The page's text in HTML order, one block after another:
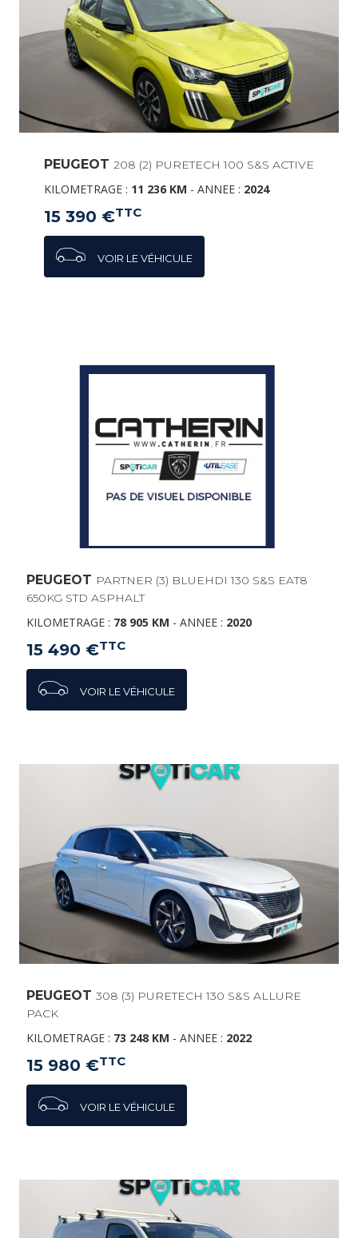
PEUGEOT 208 (2) PURETECH 100 S&S ACTIVE
KILOMETRAGE : 11 236 KM - ANNEE : 2024
15 390 €TTC
VOIR LE VÉHICULE
PEUGEOT PARTNER (3) BLUEHDI 130 S&S EAT8
650KG STD ASPHALT
KILOMETRAGE : 78 905 KM - ANNEE : 2020
15 490 €TTC
VOIR LE VÉHICULE
PEUGEOT 308 (3) PURETECH 130 S&S ALLURE
PACK
KILOMETRAGE : 73 248 KM - ANNEE : 2022
15 980 €TTC
VOIR LE VÉHICULE